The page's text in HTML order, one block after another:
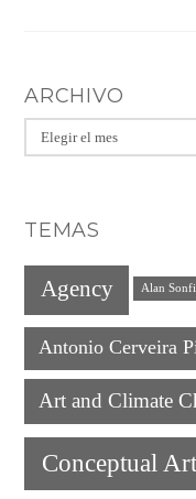
ARCHIVO
Archivo
TEMAS
Agency Alan
Antonio Cerveira
Art and Climate
Conceptual Art